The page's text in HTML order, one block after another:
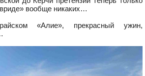
вообще никаких…
«Алие», прекрасный ужин,